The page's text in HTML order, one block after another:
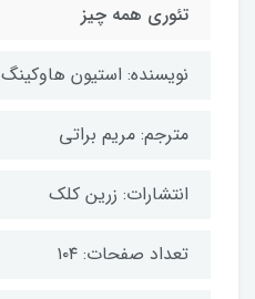
تئوری همه چیز
نویسنده: استیون هاوکینگ
مترجم: مریم براتی
انتشارات: زرین کلک
تعداد صفحات: ۱۰۴